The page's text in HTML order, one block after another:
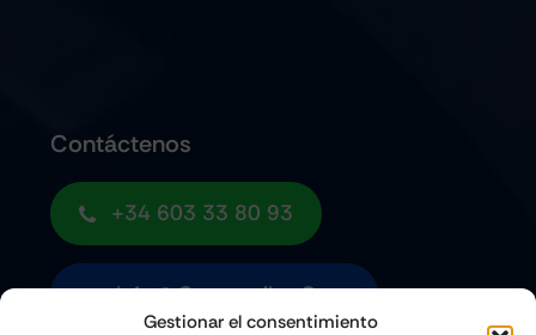
Gestionar el consentimiento
Contáctenos
+34 603 33 80 93
Info@quemoviles.com